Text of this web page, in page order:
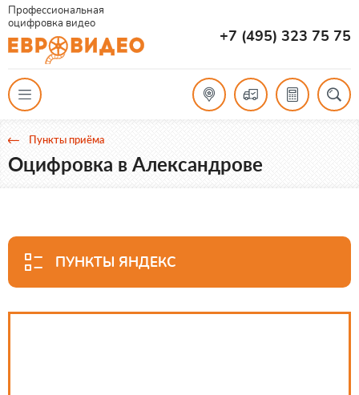
Профессиональная
оцифровка видео
+7 (495) 323 75 75
Пункты приёма
Оцифровка в Александрове
ПУНКТЫ ЯНДЕКС